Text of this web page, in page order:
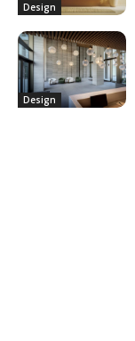
Design
Design